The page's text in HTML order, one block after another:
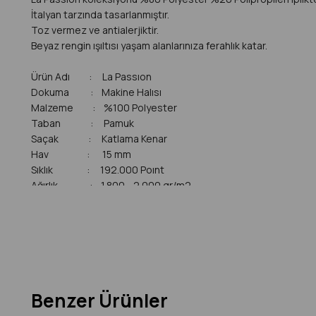
İtalyan tarzında tasarlanmıştır.
Toz vermez ve antialerjiktir.
Beyaz rengin ışıltısı yaşam alanlarınıza ferahlık katar.
Ürün Adı : La Passıon
Dokuma : Makine Halısı
Malzeme : %100 Polyester
Taban : Pamuk
Saçak : Katlama Kenar
Hav : 15 mm
Sıklık : 192.000 Poınt
Ağırlık : 1.800 - 2.000 gr/m2
Ürünlerimiz hakkında sorularınız varsa, Satıcıya Soru Sor
İyi günlerde kullanmanızı dileriz!
Benzer Ürünler